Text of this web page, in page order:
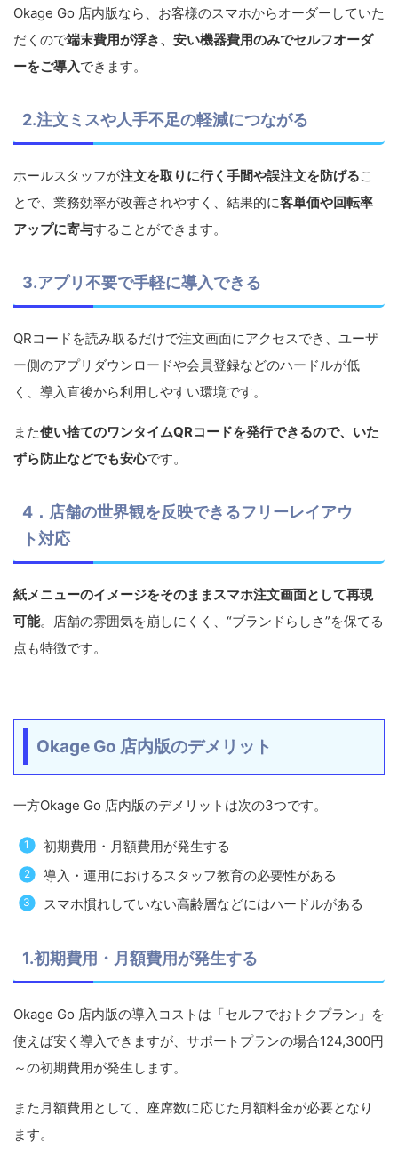
Okage Go 店内版なら、お客様のスマホからオーダーしていた
だくので端末費用が浮き、安い機器費用のみでセルフオーダ
ーをご導入できます。
2.注文ミスや人手不足の軽減につながる
ホールスタッフが注文を取りに行く手間や誤注文を防げるこ
とで、業務効率が改善されやすく、結果的に客単価や回転率
アップに寄与することができます。
3.アプリ不要で手軽に導入できる
QRコードを読み取るだけで注文画面にアクセスでき、ユーザ
ー側のアプリダウンロードや会員登録などのハードルが低
く、導入直後から利用しやすい環境です。
また使い捨てのワンタイムQRコードを発行できるので、いた
ずら防止などでも安心です。
4．店舗の世界観を反映できるフリーレイアウ
ト対応
紙メニューのイメージをそのままスマホ注文画面として再現
可能。店舗の雰囲気を崩しにくく、“ブランドらしさ”を保てる
点も特徴です。
Okage Go 店内版のデメリット
一方Okage Go 店内版のデメリットは次の3つです。
初期費用・月額費用が発生する
導入・運用におけるスタッフ教育の必要性がある
スマホ慣れしていない高齢層などにはハードルがある
1.初期費用・月額費用が発生する
Okage Go 店内版の導入コストは「セルフでおトクプラン」を
使えば安く導入できますが、サポートプランの場合124,300円
～の初期費用が発生します。
また月額費用として、座席数に応じた月額料金が必要となり
ます。